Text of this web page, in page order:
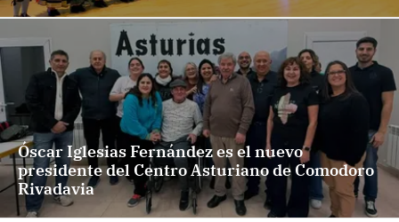
Óscar Iglesias Fernández es el nuevo
presidente del Centro Asturiano de Comodoro
Rivadavia